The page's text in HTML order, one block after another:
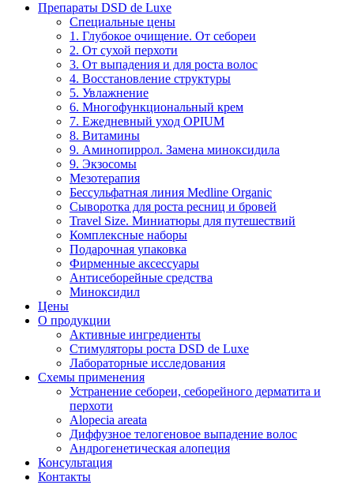
Препараты DSD de Luxe
Специальные цены
1. Глубокое очищение. От себореи
2. От сухой перхоти
3. От выпадения и для роста волос
4. Восстановление структуры
5. Увлажнение
6. Многофункциональный крем
7. Ежедневный уход OPIUM
8. Витамины
9. Аминопиррол. Замена миноксидила
9. Экзосомы
Мезотерапия
Бессульфатная линия Medline Organic
Сыворотка для роста ресниц и бровей
Travel Size. Миниатюры для путешествий
Комплексные наборы
Подарочная упаковка
Фирменные аксессуары
Антисеборейные средства
Миноксидил
Цены
О продукции
Активные ингредиенты
Стимуляторы роста DSD de Luxe
Лабораторные исследования
Схемы применения
Устранение себореи, себорейного дерматита и
перхоти
Alopecia areata
Диффузное телогеновое выпадение волос
Андрогенетическая алопеция
Консультация
Контакты